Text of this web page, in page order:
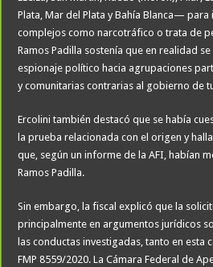
Plata, Mar del Plata y Bahía Blanca—
complejos como narcotráfico o trata de
Ramos Padilla sostenía que en realidad
espionaje político hacia agrupaciones
y comunitarias contrarias al gobierno de
Ercolini también destacó que se había
la prueba relacionada con el origen y
que, según un informe de la AFI, habían
Ramos Padilla.
Sin embargo, la fiscal explicó que la
principalmente en argumentos jurídicos
las conductas investigadas, tanto en esta
FMP 8559/2020. La Cámara Federal de